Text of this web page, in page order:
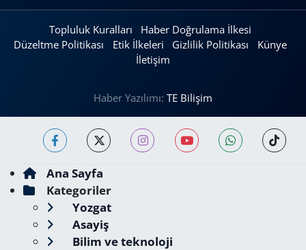
Topluluk Kuralları
Haber Doğrulama İlkesi
Düzeltme Politikası
Etik İlkeleri Gizlilik Politikası
Künye
İletişim
Haber Yazılımı: TE Bilişim
Ana Sayfa
Kategoriler
Yozgat
Asayiş
Bilim ve teknoloji